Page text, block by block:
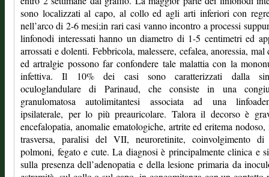
sono localizzati al capo, al collo ed agli arti inferiori con
nell’arco di 2-6 mesi;in rari casi vanno incontro a processi
linfonodi interessati hanno un diametro di 1-5 centimetri ed
arrossati e dolenti. Febbricola, malessere, cefalea, anoressia, mal
ed artralgie possono far confondere tale malattia con la
infettiva. Il 10% dei casi sono caratterizzati dalla
oculoglandulare di Parinaud, che consiste in una
granulomatosa autolimitantesi associata ad una
ipsilaterale, per lo più preauricolare. Talora il decorso è
encefalopatia, anomalie ematologiche, artrite ed eritema
trasversa, paralisi del VII, neuroretinite, coinvolgimento di
polmoni, fegato e cute. La diagnosi è principalmente clinica e
sulla presenza dell’adenopatia e della lesione primaria da